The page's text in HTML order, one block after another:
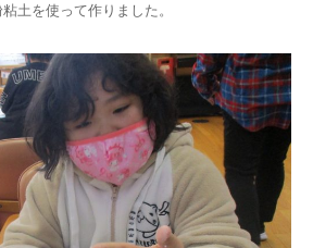
土を使って作りました。